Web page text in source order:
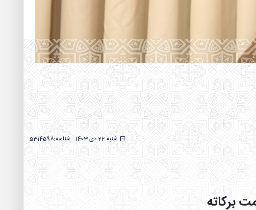
شنبه 22 دی 1403 5314598شناسه:
برکاته